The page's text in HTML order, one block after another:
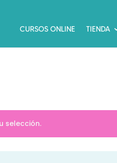
CURSOS ONLINE TIENDA
selección.